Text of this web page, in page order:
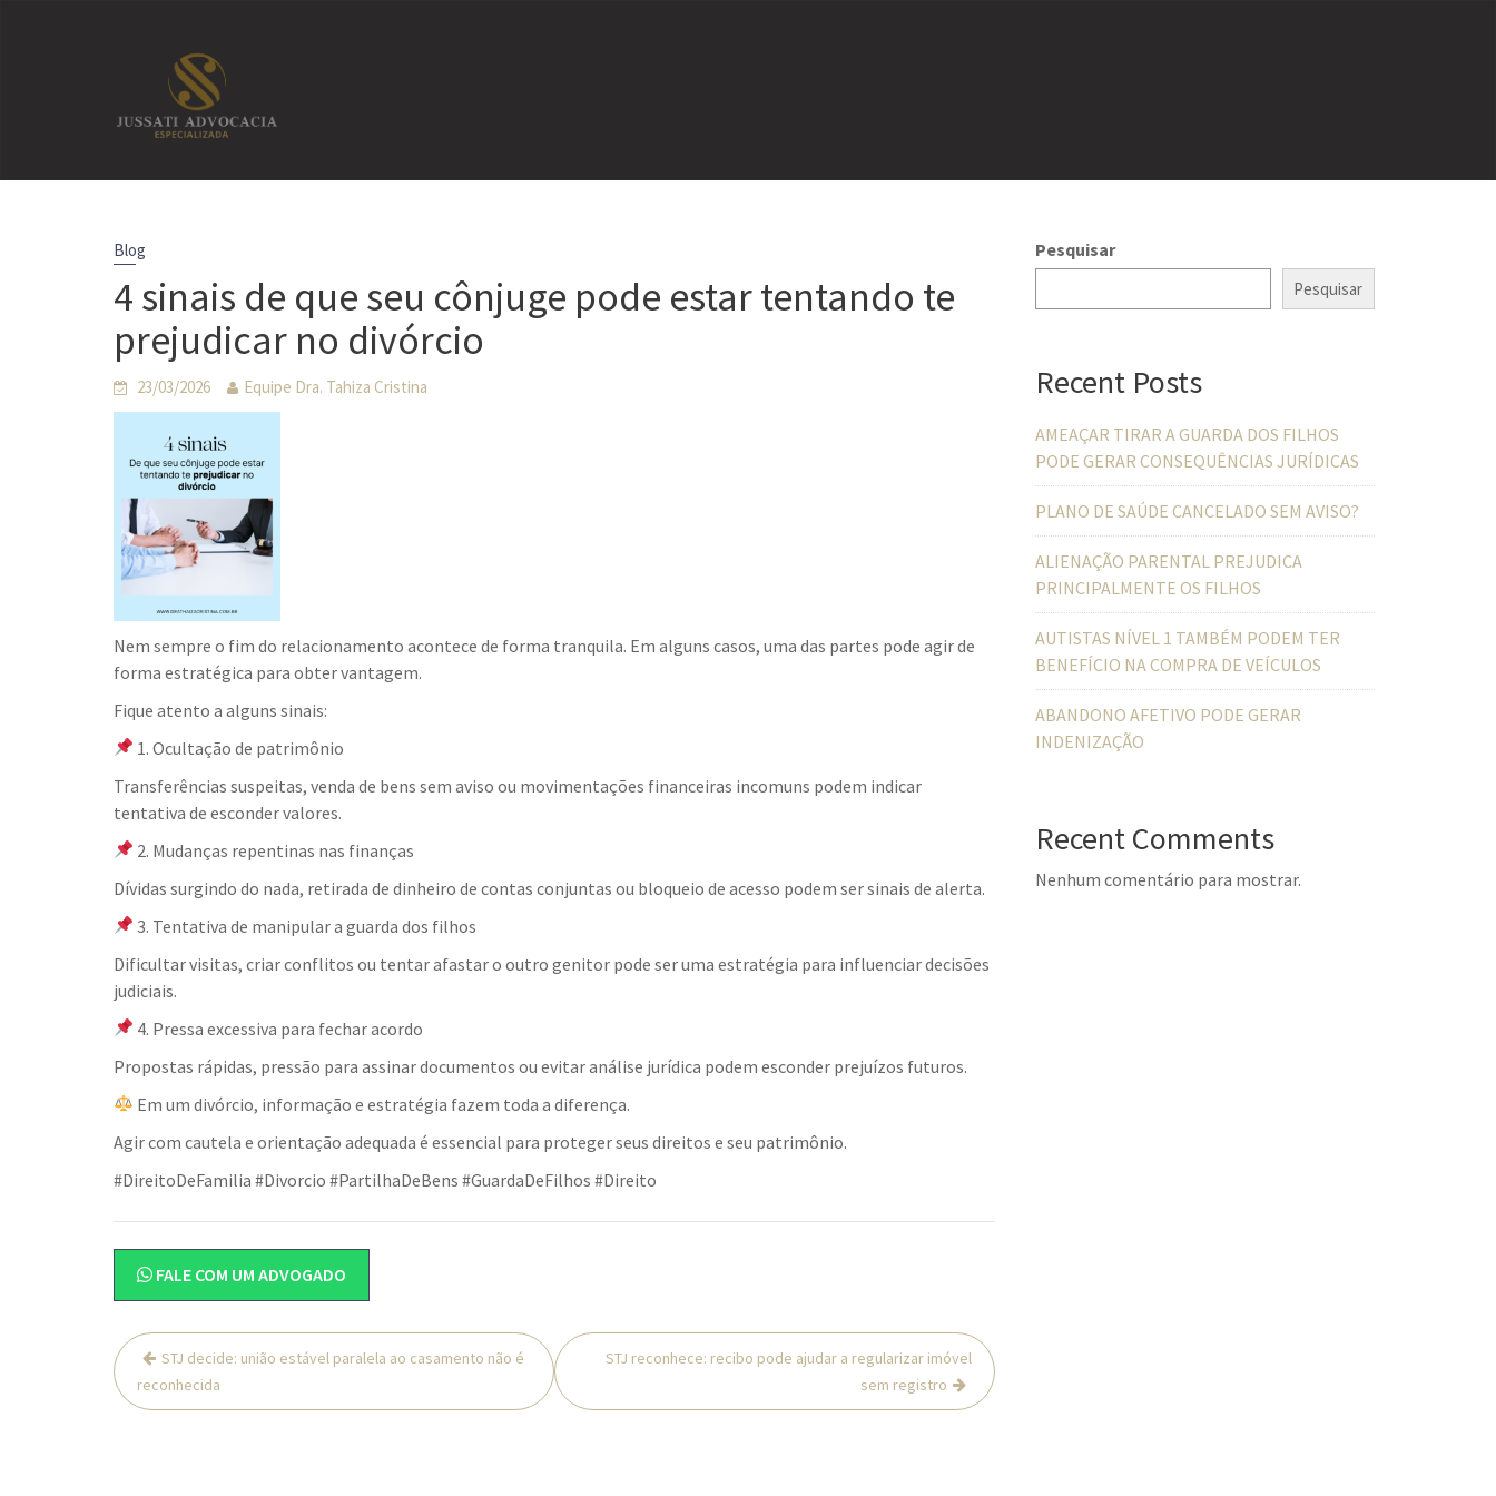
Blog
4 sinais de que seu cônjuge pode estar tentando te
prejudicar no divórcio
23/03/2026 Equipe Dra. Tahiza Cristina
Nem sempre o fim do relacionamento acontece de forma tranquila. Em alguns casos, uma das partes pode agir de
forma estratégica para obter vantagem.
Fique atento a alguns sinais:
1. Ocultação de patrimônio
Transferências suspeitas, venda de bens sem aviso ou movimentações financeiras incomuns podem indicar
tentativa de esconder valores.
2. Mudanças repentinas nas finanças
Dívidas surgindo do nada, retirada de dinheiro de contas conjuntas ou bloqueio de acesso podem ser sinais de alerta.
3. Tentativa de manipular a guarda dos filhos
Dificultar visitas, criar conflitos ou tentar afastar o outro genitor pode ser uma estratégia para influenciar decisões
judiciais.
4. Pressa excessiva para fechar acordo
Propostas rápidas, pressão para assinar documentos ou evitar análise jurídica podem esconder prejuízos futuros.
Em um divórcio, informação e estratégia fazem toda a diferença.
Agir com cautela e orientação adequada é essencial para proteger seus direitos e seu patrimônio.
#DireitoDeFamilia #Divorcio #PartilhaDeBens #GuardaDeFilhos #Direito
FALE COM UM ADVOGADO
Navegação
de
Post
STJ decide: união estável paralela ao casamento não é
reconhecida
STJ reconhece: recibo pode ajudar a regularizar imóvel
sem registro
Pesquisar
Pesquisar
Recent Posts
AMEAÇAR TIRAR A GUARDA DOS FILHOS
PODE GERAR CONSEQUÊNCIAS JURÍDICAS
PLANO DE SAÚDE CANCELADO SEM AVISO?
ALIENAÇÃO PARENTAL PREJUDICA
PRINCIPALMENTE OS FILHOS
AUTISTAS NÍVEL 1 TAMBÉM PODEM TER
BENEFÍCIO NA COMPRA DE VEÍCULOS
ABANDONO AFETIVO PODE GERAR
INDENIZAÇÃO
Recent Comments
Nenhum comentário para mostrar.